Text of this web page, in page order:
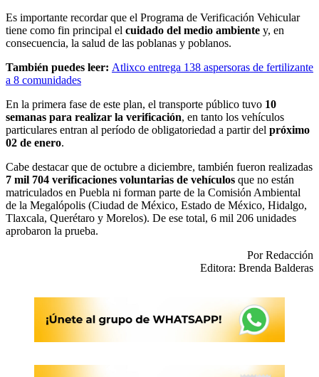
Es importante recordar que el Programa de Verificación Vehicular
tiene como fin principal el cuidado del medio ambiente y, en
consecuencia, la salud de las poblanas y poblanos.
También puedes leer: Atlixco entrega 138 aspersoras de fertilizante
a 8 comunidades
En la primera fase de este plan, el transporte público tuvo 10
semanas para realizar la verificación, en tanto los vehículos
particulares entran al período de obligatoriedad a partir del próximo
02 de enero.
Cabe destacar que de octubre a diciembre, también fueron realizadas
7 mil 704 verificaciones voluntarias de vehículos que no están
matriculados en Puebla ni forman parte de la Comisión Ambiental
de la Megalópolis (Ciudad de México, Estado de México, Hidalgo,
Tlaxcala, Querétaro y Morelos). De ese total, 6 mil 206 unidades
aprobaron la prueba.
Por Redacción
Editora: Brenda Balderas